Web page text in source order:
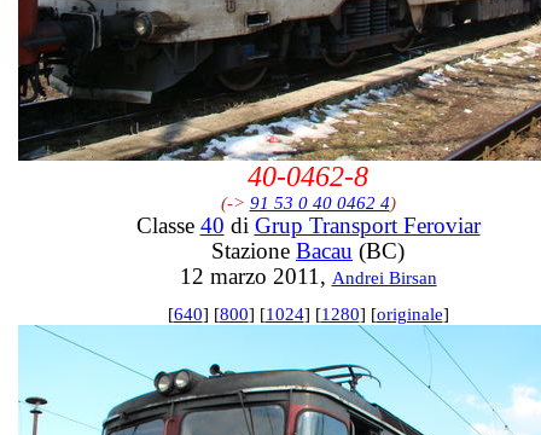
40-0462-8
(-> 91 53 0 40 0462 4)
Classe 40 di Grup Transport Feroviar
Stazione Bacau (BC)
12 marzo 2011, Andrei Birsan
[640] [800] [1024] [1280] [originale]